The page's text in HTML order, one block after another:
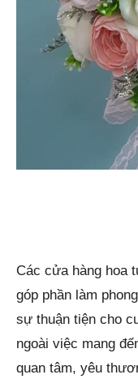
Các cửa hàng hoa
góp phần làm
sự thuận tiện cho
ngoài việc mang
quan tâm, yêu